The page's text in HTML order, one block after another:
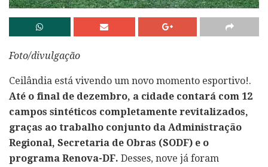
Foto/divulgação
Ceilândia está vivendo um novo momento esportivo!.
Até o final de dezembro, a cidade contará com 12
campos sintéticos completamente revitalizados,
graças ao trabalho conjunto da Administração
Regional, Secretaria de Obras (SODF) e o
programa Renova-DF. Desses, nove já foram